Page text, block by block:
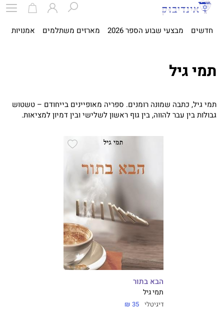
חדשים מבצעי שבוע הספר 2026 מארזים משתלמים אמנויות
תמי גיל
תמי גיל, כתבה שמונה רומנים. ספריה מאופיינים בייחודם – טשטוש
גבולות בין עבר להווה, בין גוף ראשון לשלישי ובין דמיון למציאות.
הבא בתור
תמי גיל
דיגיטלי 35 ₪